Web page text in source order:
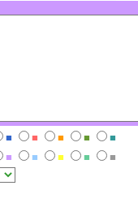
■ ■ ■ ■
■
■ ■ ■ ■
■